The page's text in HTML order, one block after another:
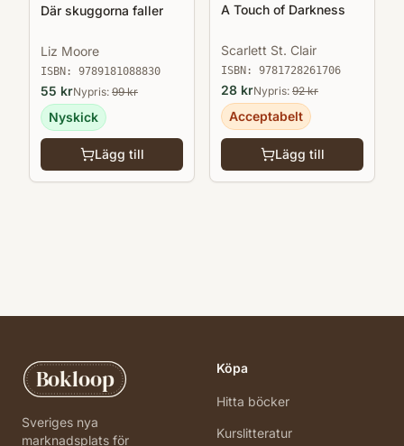
Där skuggorna faller
Liz Moore
ISBN: 9789181088830
55 krNypris: 99kr
Nyskick
Lägg till
A Touch of Darkness
Scarlett St. Clair
ISBN: 9781728261706
28 krNypris: 92kr
Acceptabelt
Lägg till
Bokloop
Sveriges nya
marknadsplats för
Köpa
Hitta böcker
Kurslitteratur